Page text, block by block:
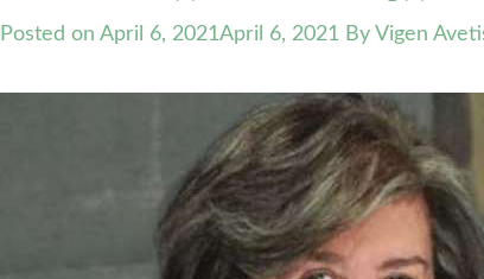
Posted on April 6, 2021April 6, 2021 By Vigen